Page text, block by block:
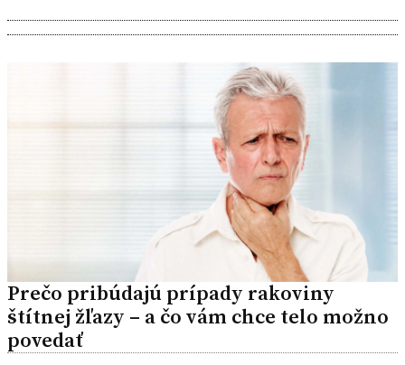
Prečo pribúdajú prípady rakoviny
štítnej žľazy – a čo vám chce telo možno
povedať